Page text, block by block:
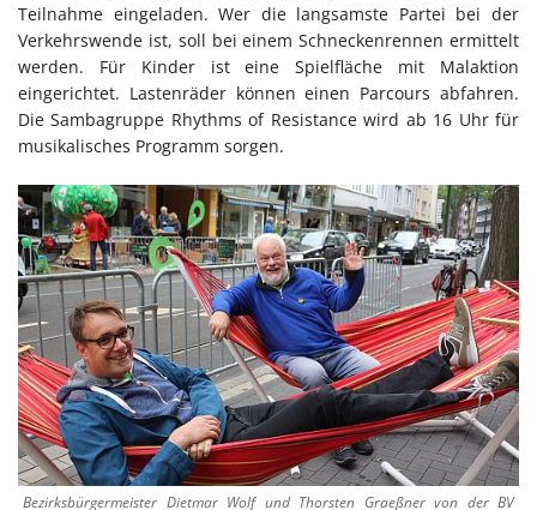
Teilnahme eingeladen. Wer die langsamste Partei bei der
Verkehrswende ist, soll bei einem Schneckenrennen ermittelt
werden. Für Kinder ist eine Spielfläche mit Malaktion
eingerichtet. Lastenräder können einen Parcours abfahren.
Die Sambagruppe Rhythms of Resistance wird ab 16 Uhr für
musikalisches Programm sorgen.
Bezirksbürgermeister Dietmar Wolf und Thorsten Graeßner von der BV